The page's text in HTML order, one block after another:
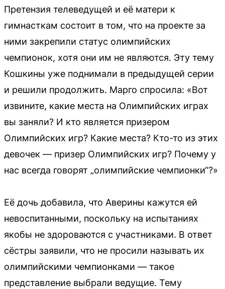
Претензия телеведущей и её матери к
гимнасткам состоит в том, что на проекте за
ними закрепили статус олимпийских
чемпионок, хотя они им не являются. Эту тему
Кошкины уже поднимали в предыдущей серии
и решили продолжить. Марго спросила: «Вот
извините, какие места на Олимпийских играх
вы заняли? И кто является призером
Олимпийских игр? Какие места? Кто-то из этих
девочек — призер Олимпийских игр? Почему у
нас всегда говорят „олимпийские чемпионки“?»
Её дочь добавила, что Аверины кажутся ей
невоспитанными, поскольку на испытаниях
якобы не здороваются с участниками. В ответ
сёстры заявили, что не просили называть их
олимпийскими чемпионками — такое
представление выбрали ведущие. Тему